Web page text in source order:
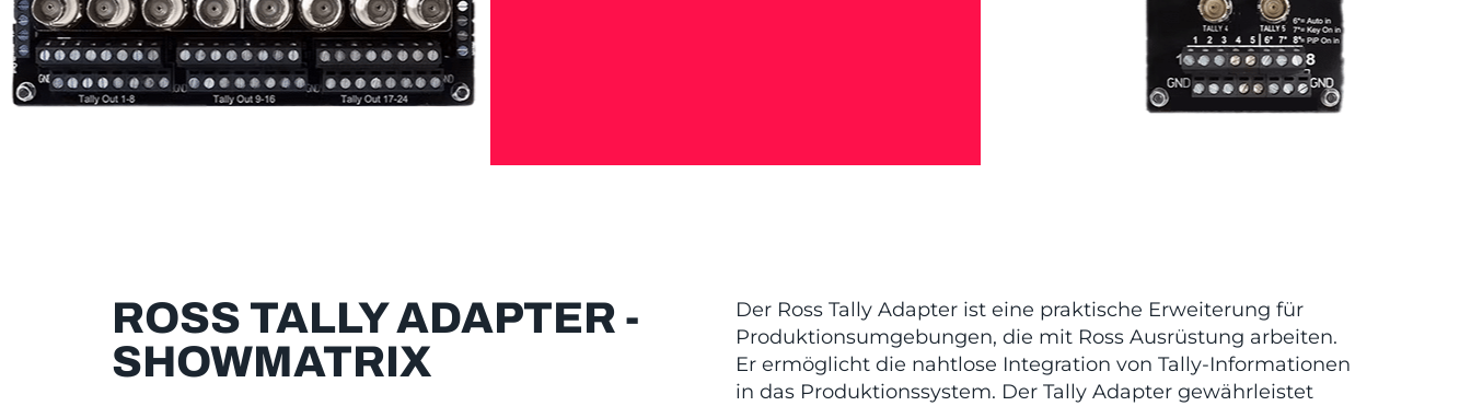
ROSS TALLY ADAPTER -
SHOWMATRIX
Der Ross Tally Adapter ist eine praktische Erweiterung für
Produktionsumgebungen, die mit Ross Ausrüstung arbeiten.
Er ermöglicht die nahtlose Integration von Tally-Informationen
in das Produktionssystem. Der Tally Adapter gewährleistet